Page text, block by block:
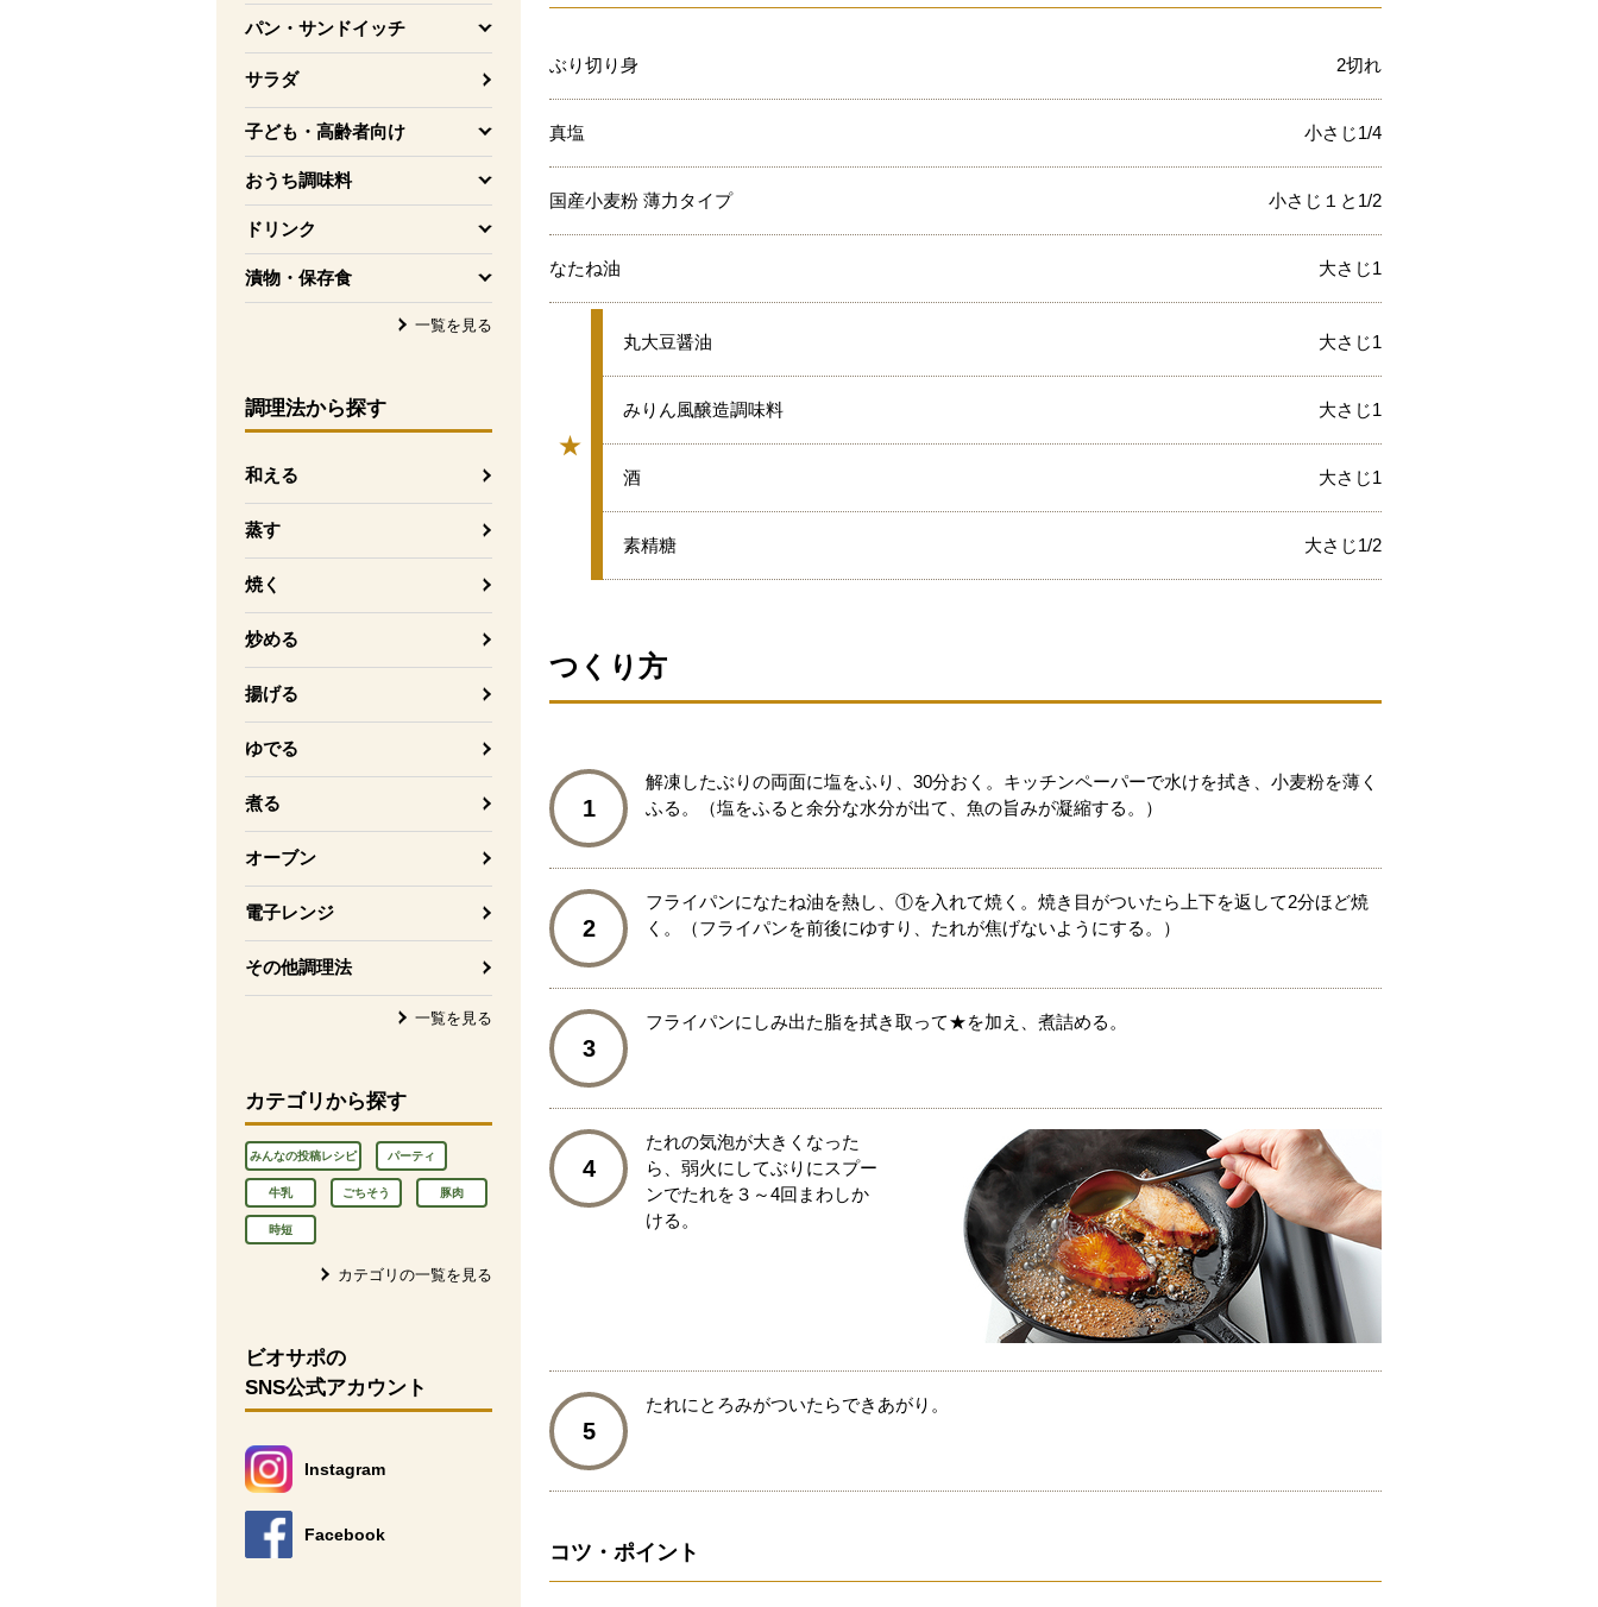
パン・サンドイッチ
を開く
サラダ
子ども・高齢者向け
を開く
おうち調味料
を開く
ドリンク
を開く
漬物・保存食
を開く
一覧を見る
調理法から探す
和える
蒸す
焼く
炒める
揚げる
ゆでる
煮る
オーブン
電子レンジ
その他調理法
一覧を見る
カテゴリから探す
みんなの投稿レシピ パーティ
牛乳 ごちそう 豚肉
時短
カテゴリの一覧を見る
ビオサポの
SNS公式アカウント
Instagram
別のウィンドウで開きます。
Facebook
別のウィンドウで開きます。
ぶり切り身 2切れ
真塩 小さじ1/4
国産小麦粉 薄力タイプ 小さじ１と1/2
なたね油 大さじ1
★
グループ
★
丸大豆醤油 大さじ1
★
みりん風醸造調味料 大さじ1
★
酒 大さじ1
★
素精糖 大さじ1/2
つくり方
1
解凍したぶりの両面に塩をふり、30分おく。キッチンペーパーで水けを拭き、小麦粉を薄く
ふる。（塩をふると余分な水分が出て、魚の旨みが凝縮する。）
2
フライパンになたね油を熱し、①を入れて焼く。焼き目がついたら上下を返して2分ほど焼
く。（フライパンを前後にゆすり、たれが焦げないようにする。）
3
フライパンにしみ出た脂を拭き取って★を加え、煮詰める。
4
たれの気泡が大きくなった
ら、弱火にしてぶりにスプー
ンでたれを３～4回まわしか
ける。
5
たれにとろみがついたらできあがり。
コツ・ポイント